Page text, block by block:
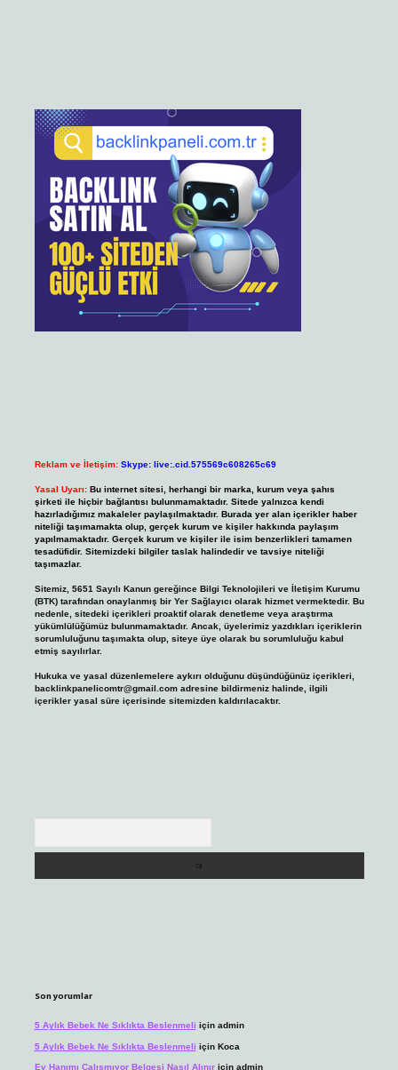
Reklam ve İletişim: Skype: live:.cid.575569c608265c69
Yasal Uyarı: Bu internet sitesi, herhangi bir marka, kurum veya şahıs
şirketi ile hiçbir bağlantısı bulunmamaktadır. Sitede yalnızca kendi
hazırladığımız makaleler paylaşılmaktadır. Burada yer alan içerikler haber
niteliği taşımamakta olup, gerçek kurum ve kişiler hakkında paylaşım
yapılmamaktadır. Gerçek kurum ve kişiler ile isim benzerlikleri tamamen
tesadüfidir. Sitemizdeki bilgiler taslak halindedir ve tavsiye niteliği
taşımazlar.
Sitemiz, 5651 Sayılı Kanun gereğince Bilgi Teknolojileri ve İletişim Kurumu
(BTK) tarafından onaylanmış bir Yer Sağlayıcı olarak hizmet vermektedir. Bu
nedenle, sitedeki içerikleri proaktif olarak denetleme veya araştırma
yükümlülüğümüz bulunmamaktadır. Ancak, üyelerimiz yazdıkları içeriklerin
sorumluluğunu taşımakta olup, siteye üye olarak bu sorumluluğu kabul
etmiş sayılırlar.
Hukuka ve yasal düzenlemelere aykırı olduğunu düşündüğünüz içerikleri,
backlinkpanelicomtr@gmail.comadresine bildirmeniz halinde, ilgili
içerikler yasal süre içerisinde sitemizden kaldırılacaktır.
Son yorumlar
5 Aylık Bebek Ne Sıklıkta Beslenmeli için admin
5 Aylık Bebek Ne Sıklıkta Beslenmeli için Koca
Ev Hanımı Çalışmıyor Belgesi Nasıl Alınıriçin admin